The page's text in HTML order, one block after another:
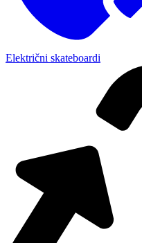
Električni skateboardi